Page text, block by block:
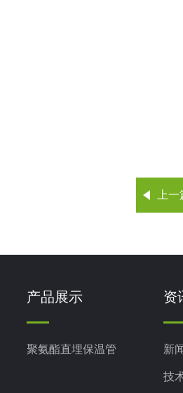
上
产品展示
聚氨酯直埋保温管
资
新
技